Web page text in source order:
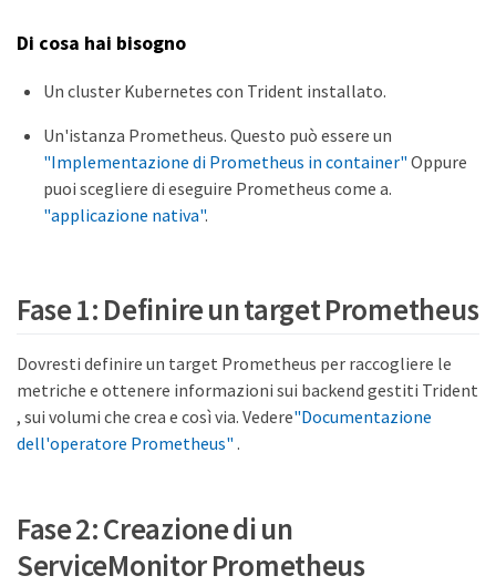
Di cosa hai bisogno
Un cluster Kubernetes con Trident installato.
Un'istanza Prometheus. Questo può essere un
"Implementazione di Prometheus in container" Oppure
puoi scegliere di eseguire Prometheus come a.
"applicazione nativa".
Fase 1: Definire un target Prometheus
Dovresti definire un target Prometheus per raccogliere le
metriche e ottenere informazioni sui backend gestiti Trident
, sui volumi che crea e così via. Vedere"Documentazione
dell'operatore Prometheus" .
Fase 2: Creazione di un
ServiceMonitor Prometheus